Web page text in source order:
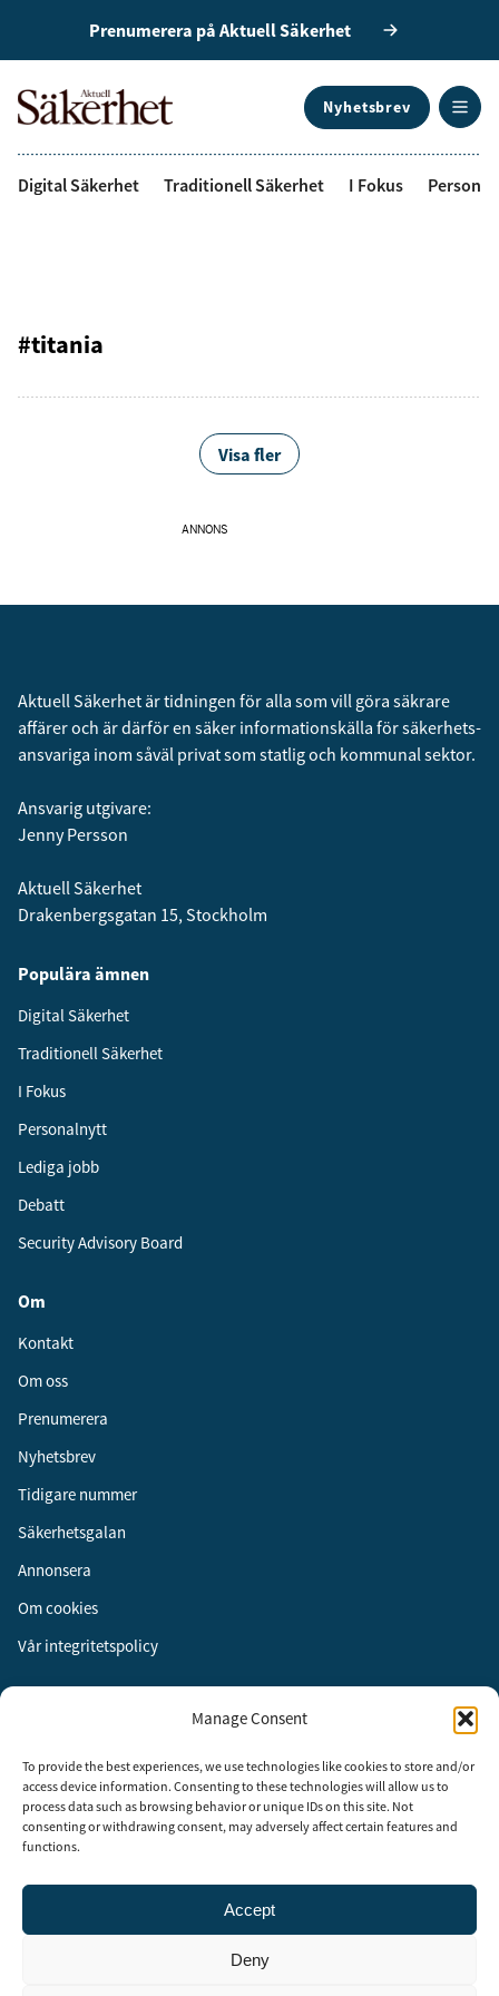
Manage Consent
To provide the best experiences, we use technologies like cookies to store and/or
access device information. Consenting to these technologies will allow us to
process data such as browsing behavior or unique IDs on this site. Not
consenting or withdrawing consent, may adversely affect certain features and
functions.
Accept
Deny
Prenumerera på Aktuell Säkerhet
Nyhetsbrev
Digital Säkerhet Traditionell Säkerhet I Fokus
#titania
Visa fler
ANNONS
Aktuell Säkerhet är tidningen för alla som vill göra säkrare
affärer och är därför en säker informationskälla för säkerhets­
ansvariga inom såväl privat som statlig och kommunal sektor.
Ansvarig utgivare:
Jenny Persson
Aktuell Säkerhet
Drakenbergsgatan 15, Stockholm
Populära ämnen
Digital Säkerhet
Traditionell Säkerhet
I Fokus
Personalnytt
Lediga jobb
Debatt
Security Advisory Board
Om
Kontakt
Om oss
Prenumerera
Nyhetsbrev
Tidigare nummer
Säkerhetsgalan
Annonsera
Om cookies
Vår integritetspolicy
Instagram
LinkedIn
Säkerhet år 2003 för att stimulera, utveckla och informera om